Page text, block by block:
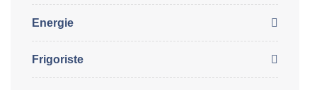
Energie
Frigoriste